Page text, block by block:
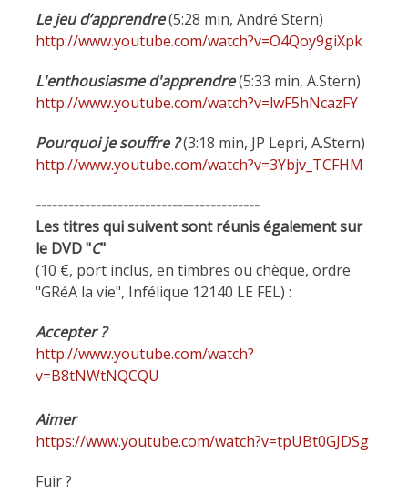
Le jeu d’apprendre(5:28 min, André Stern)
http://www.youtube.com/watch?v=O4Qoy9giXpk
L'enthousiasme d'apprendre(5:33 min, A.Stern)
http://www.youtube.com/watch?v=lwF5hNcazFY
Pourquoi je souffre ?(3:18 min, JP Lepri, A.Stern)
http://www.youtube.com/watch?v=3Ybjv_TCFHM
-----------------------------------------
Les titres qui suivent sont réunis également sur
le DVD "C"
(10 €, port inclus, en timbres ou chèque, ordre
"GRéA la vie", Infélique 12140 LE FEL) :
Accepter ?
http://www.youtube.com/watch?
v=B8tNWtNQCQU
Aimer
https://www.youtube.com/watch?v=tpUBt0GJDSg
Fuir ?